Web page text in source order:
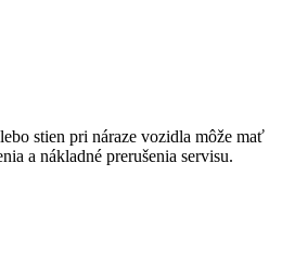
stien pri náraze vozidla môže mať
a nákladné prerušenia servisu.